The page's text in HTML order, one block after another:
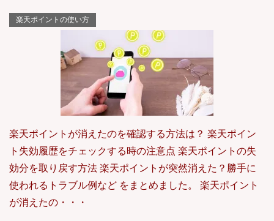
楽天ポイントの使い方
楽天ポイントが消えたのを確認する方法は？ 楽天ポイン
ト失効履歴をチェックする時の注意点 楽天ポイントの失
効分を取り戻す方法 楽天ポイントが突然消えた？勝手に
使われるトラブル例など をまとめました。 楽天ポイント
が消えたの・・・